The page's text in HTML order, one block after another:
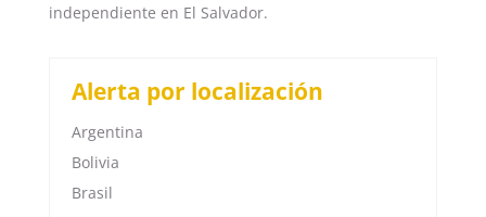
independiente en El Salvador.
Alerta por localización
Argentina
Bolivia
Brasil